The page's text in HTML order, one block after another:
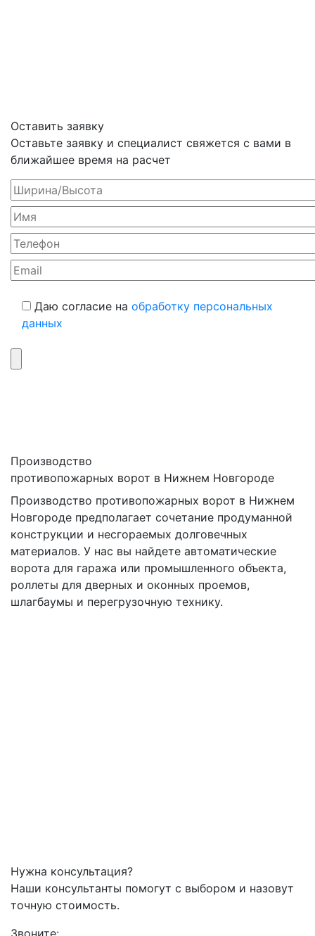
Оставить заявку
Оставьте заявку и специалист свяжется с вами в
ближайшее время на расчет
Даю согласие на обработку персональных
данных
Производство
противопожарных ворот в Нижнем Новгороде
Производство противопожарных ворот в Нижнем
Новгороде предполагает сочетание продуманной
конструкции и несгораемых долговечных
материалов. У нас вы найдете автоматические
ворота для гаража или промышленного объекта,
роллеты для дверных и оконных проемов,
шлагбаумы и перегрузочную технику.
Нужна консультация?
Наши консультанты помогут с выбором и назовут
точную стоимость.
Звоните: